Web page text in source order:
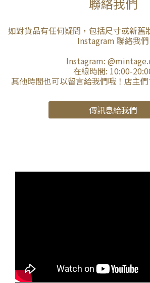
如對貨品有任何疑問，包括尺寸或新舊
Instagram 聯絡我們
Instagram:
在線時間: 10:00-
其他時間也可以留言給我們哦！店主
傳訊息給我們